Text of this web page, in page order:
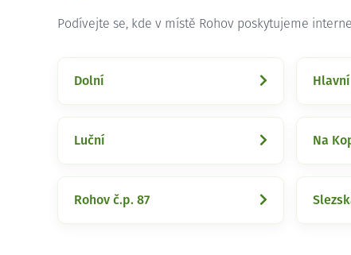
Podívejte se, kde v místě Rohov poskytujeme
Dolní Hlavní
Luční Na
Rohov č.p. 87